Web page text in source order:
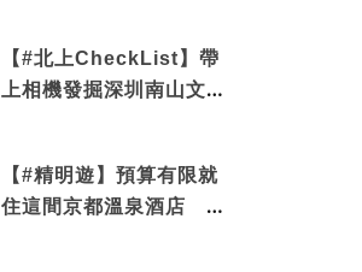
【#北上CheckList】帶
上相機發掘深圳南山文藝
【#精明遊】預算有限就
住這間京都溫泉酒店 車